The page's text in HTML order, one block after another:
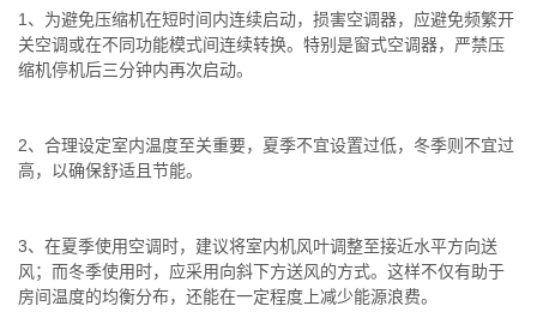
1、为避免压缩机在短时间内连续启动，损害空调器，应避免频繁开
关空调或在不同功能模式间连续转换。特别是窗式空调器，严禁压
缩机停机后三分钟内再次启动。
2、合理设定室内温度至关重要，夏季不宜设置过低，冬季则不宜过
高，以确保舒适且节能。
3、在夏季使用空调时，建议将室内机风叶调整至接近水平方向送
风；而冬季使用时，应采用向斜下方送风的方式。这样不仅有助于
房间温度的均衡分布，还能在一定程度上减少能源浪费。